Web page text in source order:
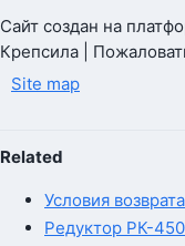
Сайт создан на
Крепсила |
Site map
Related
Условия возврата
Редуктор РК-